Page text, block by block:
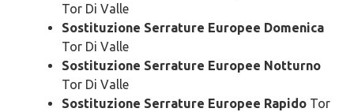
Tor Di Valle
Sostituzione Serrature Europee Domenica
Tor Di Valle
Sostituzione Serrature Europee Notturno
Tor Di Valle
Sostituzione Serrature Europee Rapido Tor